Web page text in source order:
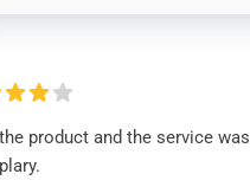
product and the service was